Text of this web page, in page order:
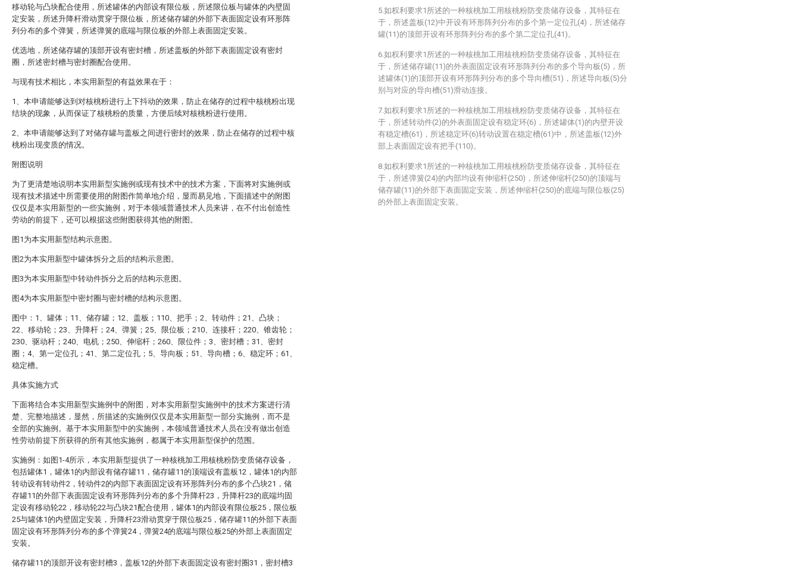
移动轮与凸块配合使用，所述罐体的内部设有限位板，所述限位板与罐体的内壁固
定安装，所述升降杆滑动贯穿于限位板，所述储存罐的外部下表面固定设有环形阵
列分布的多个弹簧，所述弹簧的底端与限位板的外部上表面固定安装。
优选地，所述储存罐的顶部开设有密封槽，所述盖板的外部下表面固定设有密封
圈，所述密封槽与密封圈配合使用。
与现有技术相比，本实用新型的有益效果在于：
1、本申请能够达到对核桃粉进行上下抖动的效果，防止在储存的过程中核桃粉出现
结块的现象，从而保证了核桃粉的质量，方便后续对核桃粉进行使用。
2、本申请能够达到了对储存罐与盖板之间进行密封的效果，防止在储存的过程中核
桃粉出现变质的情况。
附图说明
为了更清楚地说明本实用新型实施例或现有技术中的技术方案，下面将对实施例或
现有技术描述中所需要使用的附图作简单地介绍，显而易见地，下面描述中的附图
仅仅是本实用新型的一些实施例，对于本领域普通技术人员来讲，在不付出创造性
劳动的前提下，还可以根据这些附图获得其他的附图。
图1为本实用新型结构示意图。
图2为本实用新型中罐体拆分之后的结构示意图。
图3为本实用新型中转动件拆分之后的结构示意图。
图4为本实用新型中密封圈与密封槽的结构示意图。
图中：1、罐体；11、储存罐；12、盖板；110、把手；2、转动件；21、凸块；
22、移动轮；23、升降杆；24、弹簧；25、限位板；210、连接杆；220、锥齿轮；
230、驱动杆；240、电机；250、伸缩杆；260、限位件；3、密封槽；31、密封
圈；4、第一定位孔；41、第二定位孔；5、导向板；51、导向槽；6、稳定环；61、
稳定槽。
具体实施方式
下面将结合本实用新型实施例中的附图，对本实用新型实施例中的技术方案进行清
楚、完整地描述，显然，所描述的实施例仅仅是本实用新型一部分实施例，而不是
全部的实施例。基于本实用新型中的实施例，本领域普通技术人员在没有做出创造
性劳动前提下所获得的所有其他实施例，都属于本实用新型保护的范围。
实施例：如图1-4所示，本实用新型提供了一种核桃加工用核桃粉防变质储存设备，
包括罐体1，罐体1的内部设有储存罐11，储存罐11的顶端设有盖板12，罐体1的内部
转动设有转动件2，转动件2的内部下表面固定设有环形阵列分布的多个凸块21，储
存罐11的外部下表面固定设有环形阵列分布的多个升降杆23，升降杆23的底端均固
定设有移动轮22，移动轮22与凸块21配合使用，罐体1的内部设有限位板25，限位板
25与罐体1的内壁固定安装，升降杆23滑动贯穿于限位板25，储存罐11的外部下表面
固定设有环形阵列分布的多个弹簧24，弹簧24的底端与限位板25的外部上表面固定
安装。
储存罐11的顶部开设有密封槽3，盖板12的外部下表面固定设有密封圈31，密封槽3
5.如权利要求1所述的一种核桃加工用核桃粉防变质储存设备，其特征在
于，所述盖板(12)中开设有环形阵列分布的多个第一定位孔(4)，所述储存
罐(11)的顶部开设有环形阵列分布的多个第二定位孔(41)。
6.如权利要求1所述的一种核桃加工用核桃粉防变质储存设备，其特征在
于，所述储存罐(11)的外表面固定设有环形阵列分布的多个导向板(5)，所
述罐体(1)的顶部开设有环形阵列分布的多个导向槽(51)，所述导向板(5)分
别与对应的导向槽(51)滑动连接。
7.如权利要求1所述的一种核桃加工用核桃粉防变质储存设备，其特征在
于，所述转动件(2)的外表面固定设有稳定环(6)，所述罐体(1)的内壁开设
有稳定槽(61)，所述稳定环(6)转动设置在稳定槽(61)中，所述盖板(12)外
部上表面固定设有把手(110)。
8.如权利要求1所述的一种核桃加工用核桃粉防变质储存设备，其特征在
于，所述弹簧(24)的内部均设有伸缩杆(250)，所述伸缩杆(250)的顶端与
储存罐(11)的外部下表面固定安装，所述伸缩杆(250)的底端与限位板(25)
的外部上表面固定安装。